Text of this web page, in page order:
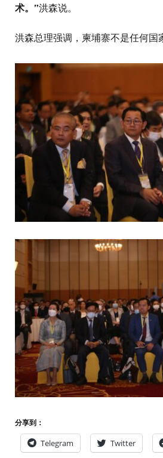
术。 ”洪森说。
洪森总理强调，柬埔寨不是任何国
分享到：
Telegram Twitter